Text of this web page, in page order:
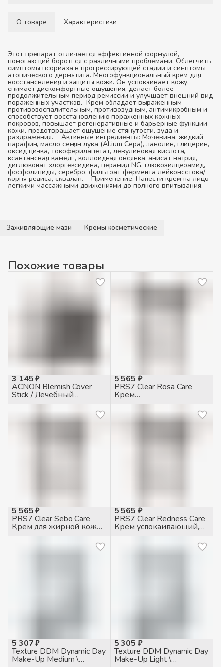
О товаре Характеристики
Этот препарат отличается эффективной формулой,
помогающий бороться с различными проблемами. Облегчить
симптомы псориаза в прогрессирующей стадии и симптомы
атопического дерматита. Многофункциональный крем для
восстановления и защиты кожи. Он успокаивает кожу,
снимает дискомфортные ощущения, делает более
продолжительным период ремиссии и улучшает внешний вид
пораженных участков. Крем обладает выраженным
противовоспалительным, противозудным, антимикробным и
способствует восстановлению пораженных кожных
покровов, повышает регенеративные и барьерные функции
кожи, предотвращает ощущение стянутости, зуда и
раздражения. Активные ингредиенты: Мочевина, жидкий
парафин, масло семян лука (Allium Cepa), ланолин, глицерин,
оксид цинка, токоферилацетат, левулиновая кислота,
ксантановая камедь, коллоидная овсянка, анисат натрия,
диглюконат хлоргексидина, церамид NG, глюкозилцерамид,
фосфолипиды, серебро, фильтрат фермента лейконостока/
корня редиса, сквалан. Применение: Нанести крем на лицо
легкими массажными движениями до полного впитывания.
Заживляющие мази Кремы косметические
Похожие товары
3 145 ₽
ACNON Blemish Cover
Stick / Лечебный
карандаш для жирной и
проблемной кожи, 5гр
5 565 ₽
PRS7 Clear Rosa Care
Крем
противогиперемический
куперозом, 50мл
5 565 ₽
PRS7 Clear Sebo Care
Крем для жирной кожи
5 565 ₽
PRS7 Clear Redness Care
Крем успокаивающий,
5 307 ₽
Texture DDM Dynamic Day
Make-Up Medium \
5 305 ₽
Texture DDM Dynamic Day
Make-Up Light \